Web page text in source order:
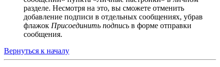
разделе. Несмотря на это, вы сможете отменить
добавление подписи в отдельных сообщениях, убрав
флажок Присоединить подпись в форме отправки
сообщения.
Вернуться к началу